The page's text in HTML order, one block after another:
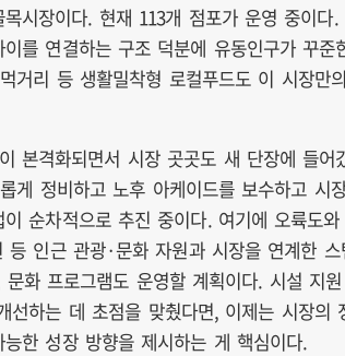
시장이다. 현재 113개 점포가 운영 중이다.
를 연결하는 구조 덕분에 유동인구가 꾸준
거리 등 생활밀착형 로컬푸드도 이 시장만의
본격화되면서 시장 곳곳도 새 단장에 들어
게 정비하고 노후 아케이드를 보수하고 시
순차적으로 추진 중이다. 여기에 오륙도와
등 인근 관광·문화 자원과 시장을 연계한 스
화 프로그램도 운영할 계획이다. 시설 지원
선하는 데 초점을 맞췄다면, 이제는 시장의
한 성장 방향을 제시하는 게 핵심이다.